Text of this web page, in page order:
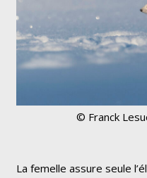
© Franck
La femelle assure seule